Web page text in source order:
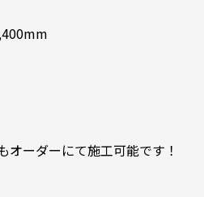
オーダーにて施工可能です！